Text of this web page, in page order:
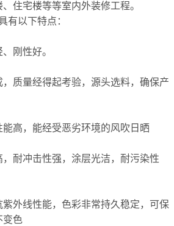
住宅楼等等室内外装修工程。
以下特点：
刚性好。
量经得起考验，源头选料，确保产
高，能经受恶劣环境的风吹日晒
冲击性强，涂层光洁，耐污染性
线性能，色彩非常持久稳定，可保
变色